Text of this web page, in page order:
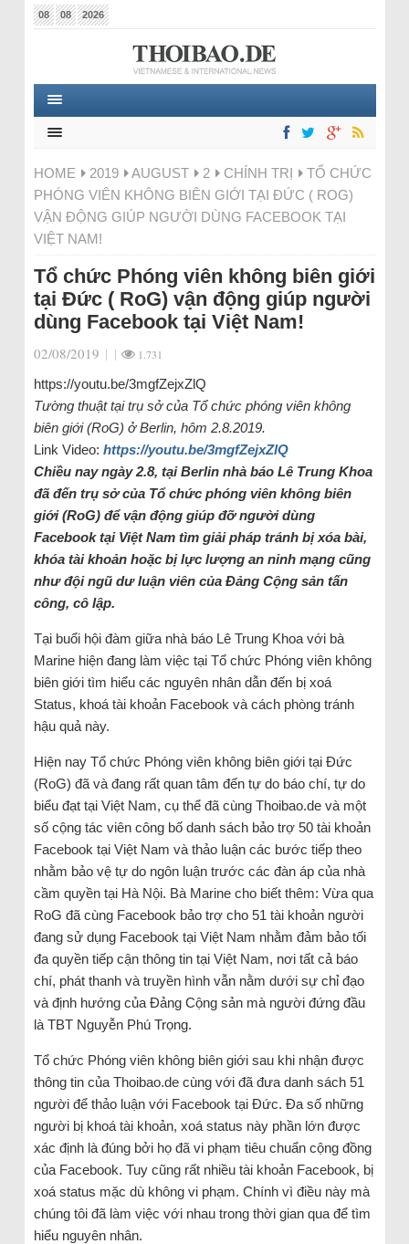
08 08 2026
HOME 2019 AUGUST 2 CHÍNH TRỊ
TỔ CHỨC
PHÓNG VIÊN KHÔNG BIÊN GIỚI TẠI ĐỨC ( ROG)
VẬN ĐỘNG GIÚP NGƯỜI DÙNG FACEBOOK TẠI
VIỆT NAM!
Tổ chức Phóng viên không biên giới
tại Đức ( RoG) vận động giúp người
dùng Facebook tại Việt Nam!
02/08/2019 | | 1.731
https://youtu.be/3mgfZejxZlQ
Tường thuật tại trụ sở của Tổ chức phóng viên không
biên giới (RoG) ở Berlin, hôm 2.8.2019.
Link Video: https://youtu.be/3mgfZejxZlQ
Chiều nay ngày 2.8, tại Berlin nhà báo Lê Trung Khoa
đã đến trụ sở của Tổ chức phóng viên không biên
giới (RoG) để vận động giúp đỡ người dùng
Facebook tại Việt Nam tìm giải pháp tránh bị xóa bài,
khóa tài khoản hoặc bị lực lượng an ninh mạng cũng
như đội ngũ dư luận viên của Đảng Cộng sản tấn
công, cô lập.
Tại buổi hội đàm giữa nhà báo Lê Trung Khoa với bà
Marine hiện đang làm việc tại Tổ chức Phóng viên không
biên giới tìm hiểu các nguyên nhân dẫn đến bị xoá
Status, khoá tài khoản Facebook và cách phòng tránh
hậu quả này.
Hiện nay Tổ chức Phóng viên không biên giới tại Đức
(RoG) đã và đang rất quan tâm đến tự do báo chí, tự do
biểu đạt tại Việt Nam, cụ thể đã cùng Thoibao.de và một
số cộng tác viên công bố danh sách bảo trợ 50 tài khoản
Facebook tại Việt Nam và thảo luận các bước tiếp theo
nhằm bảo vệ tự do ngôn luận trước các đàn áp của nhà
cầm quyền tại Hà Nội. Bà Marine cho biết thêm: Vừa qua
RoG đã cùng Facebook bảo trợ cho 51 tài khoản người
đang sử dụng Facebook tại Việt Nam nhằm đảm bảo tối
đa quyền tiếp cận thông tin tại Việt Nam, nơi tất cả báo
chí, phát thanh và truyền hình vẫn nằm dưới sự chỉ đạo
và định hướng của Đảng Cộng sản mà người đứng đầu
là TBT Nguyễn Phú Trọng.
Tổ chức Phóng viên không biên giới sau khi nhận được
thông tin của Thoibao.de cùng với đã đưa danh sách 51
người để thảo luận với Facebook tại Đức. Đa số những
người bị khoá tài khoản, xoá status này phần lớn được
xác định là đúng bởi họ đã vi phạm tiêu chuẩn cộng đồng
của Facebook. Tuy cũng rất nhiều tài khoản Facebook, bị
xoá status mặc dù không vi phạm. Chính vì điều này mà
chúng tôi đã làm việc với nhau trong thời gian qua để tìm
hiểu nguyên nhân.